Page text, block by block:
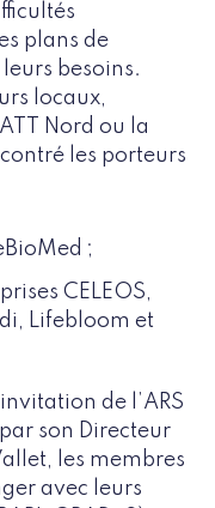
plans de
besoins.
locaux,
Nord ou la
les porteurs
;
CELEOS,
Lifebloom et
de l’ARS
son Directeur
les membres
avec leurs